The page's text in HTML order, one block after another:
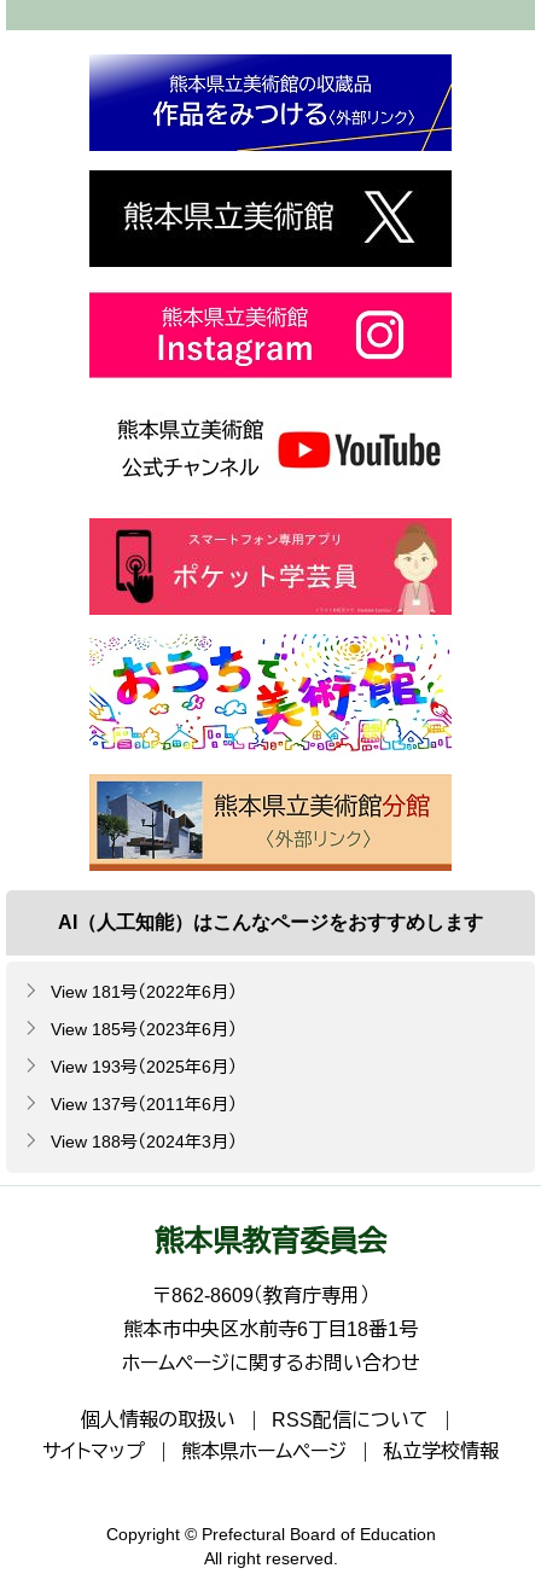
AI（人工知能）はこんなページをおすすめします
View 181号（2022年6月）
View 185号（2023年6月）
View 193号（2025年6月）
View 137号（2011年6月）
View 188号（2024年3月）
熊本県教育委員会
〒862-8609（教育庁専用）
熊本市中央区水前寺6丁目18番1号
ホームページに関するお問い合わせ
個人情報の取扱い
RSS配信について
サイトマップ
熊本県ホームページ 私立学校情報
Copyright © Prefectural Board of Education
All right reserved.